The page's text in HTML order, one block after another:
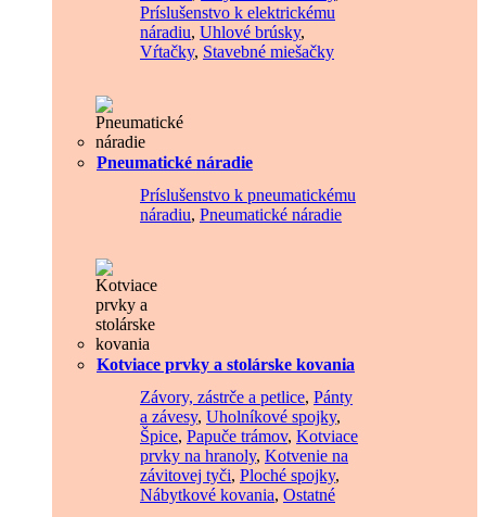
Príslušenstvo k elektrickému
náradiu, Uhlové brúsky,
Vŕtačky, Stavebné miešačky
Pneumatické náradie
Príslušenstvo k pneumatickému
náradiu, Pneumatické náradie
Kotviace prvky a stolárske kovania
Závory, zástrče a petlice, Pánty
a závesy, Uholníkové spojky,
Špice, Papuče trámov, Kotviace
prvky na hranoly, Kotvenie na
závitovej tyči, Ploché spojky,
Nábytkové kovania, Ostatné